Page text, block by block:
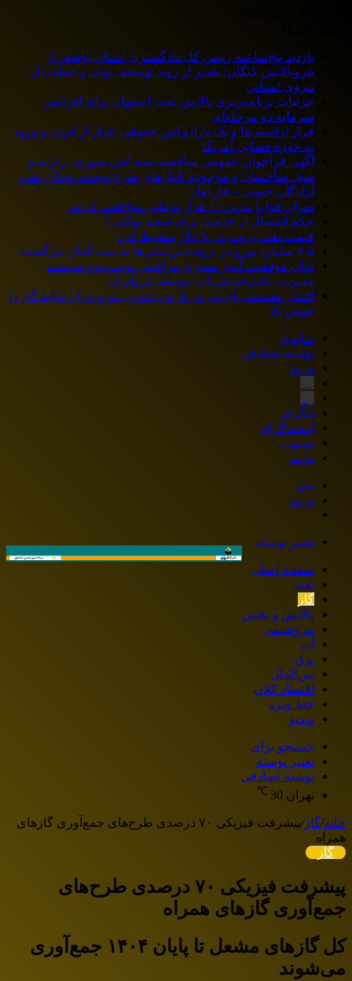
بازدید پنج‌ساعته رییس کل دادگستری استان بوشهر از
پتروپالایش کنگان؛ تقدیر از روند توسعه، تولید و حمایت از
نیروی انسانی
جزئیات برنامه‌ریزی پالایش نفت اصفهان برای افزایش
سرمایه دو مرحله‌ای
فرار تراستی‌ها و یک پارادوکس حقوقی: فرار از ایران و ورود
به حوزۀ قضایی آمریکا
آگهی فراخوان عمومی مناقصه بيمه آتش سوزي، زلزله و
سیل ساختمان و موجودي انبارهای طرح توسعه ميدان نفتي
آزادگان جنوبي – فاز اول
سران قوا با بنزین ۱۰ هزار تومانی موافقت کردند
حکم انفصال از خدمت برای سعید توکلی؟
قیمت نفت برنت به ۹۰ دلار سقوط کرد
۷.۵ میلیارد یورو در پرونده تراستی‌ها به بیت المال بازگشت
پایان موفقیت آمیز ممیزی مراقبتی نوبت دوم سیستم
مدیریت یکپارچه شرکت توسعه پتروایران
اقتدار مهندسی ایرانی در پارس جنوبی ،پترو ایران تولید گاز را
جهش داد
سایدبار
نوشته تصادفی
ورود
تلگرام
اینستاگرام
یوتیوب
توییتر
منو
ورود
تغییر پوسته
صفحه اصلی
نفت
گاز
پالایش و پخش
پتروشیمی
آب
برق
بین‌الملل
اقتصاد کلان
خط ویژه
ویدیو
جستجو برای
تغییر پوسته
نوشته تصادفی
تهران 30
℃
خانه/گاز/
پیشرفت فیزیکی ۷۰ درصدی طرح‌های جمع‌آوری گازهای
همراه
گاز
پیشرفت فیزیکی ۷۰ درصدی طرح‌های
جمع‌آوری گازهای همراه
کل گازهای مشعل تا پایان ۱۴۰۴ جمع‌آوری
می‌شوند